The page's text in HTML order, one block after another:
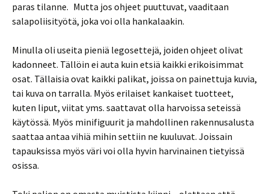
paras tilanne. Mutta jos ohjeet puuttuvat, vaaditaan
salapoliisityötä, joka voi olla hankalaakin.
Minulla oli useita pieniä legosettejä, joiden ohjeet olivat
kadonneet. Tällöin ei auta kuin etsiä kaikki erikoisimmat
osat. Tällaisia ovat kaikki palikat, joissa on painettuja kuvia,
tai kuva on tarralla. Myös erilaiset kankaiset tuotteet,
kuten liput, viitat yms. saattavat olla harvoissa seteissä
käytössä. Myös minifiguurit ja mahdollinen rakennusalusta
saattaa antaa vihiä mihin settiin ne kuuluvat. Joissain
tapauksissa myös väri voi olla hyvin harvinainen tietyissä
osissa.